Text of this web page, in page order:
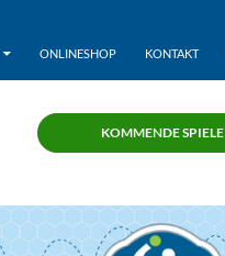
ONLINESHOP KONTAKT
KOMMENDE SPIELE